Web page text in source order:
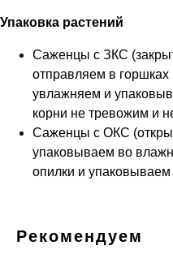
Упаковка растений
Саженцы с ЗКС
отправляем в
увлажняем и
корни не тревожим и
Саженцы с ОКС
упаковываем во
опилки и упаковываем
Рекомендуем